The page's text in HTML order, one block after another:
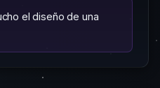
el diseño de una